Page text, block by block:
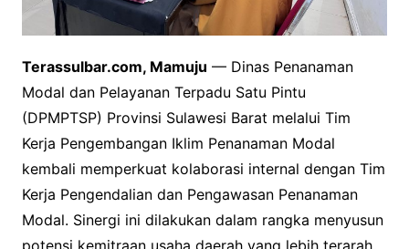
Terassulbar.com, Mamuju — Dinas Penanaman
Modal dan Pelayanan Terpadu Satu Pintu
(DPMPTSP) Provinsi Sulawesi Barat melalui Tim
Kerja Pengembangan Iklim Penanaman Modal
kembali memperkuat kolaborasi internal dengan Tim
Kerja Pengendalian dan Pengawasan Penanaman
Modal. Sinergi ini dilakukan dalam rangka menyusun
potensi kemitraan usaha daerah yang lebih terarah,